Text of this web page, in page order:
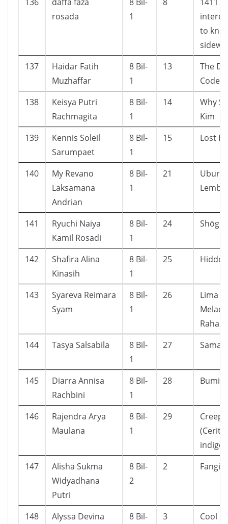
rosada
1
to
137
Haidar Fatih
Muzhaffar
8 Bil-
1
13
The
Code
138
Keisya Putri
Rachmagita
8 Bil-
1
14
Why
Kim
139
Kennis Soleil
Sarumpaet
8 Bil-
1
15 Lost
140
My Revano
Laksamana
Andrian
8 Bil-
1
21
Ubur-
141
Ryuchi Naiya
Kamil Rosadi
8 Bil-
1
24
142
Shafira Alina
Kinasih
8 Bil-
1
25 Hidden
143
Syareva Reimara
Syam
8 Bil-
1
26
Lima
144
Tasya Salsabila
8 Bil-
1
27
145
Diarra Annisa
Rachbini
8 Bil-
1
28 Bumi
146
Rajendra Arya
Maulana
8 Bil-
1
29
(Cerita
indigo)
147
Alisha Sukma
Widyadhana
Putri
8 Bil-
2
2 Fangirl
148
Alyssa Devina
8 Bil-
3
Cool